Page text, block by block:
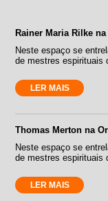
Rainer Maria Rilke
Neste espaço se
de mestres espirituais
LER MAIS
Thomas Merton na
Neste espaço se
de mestres espirituais
LER MAIS